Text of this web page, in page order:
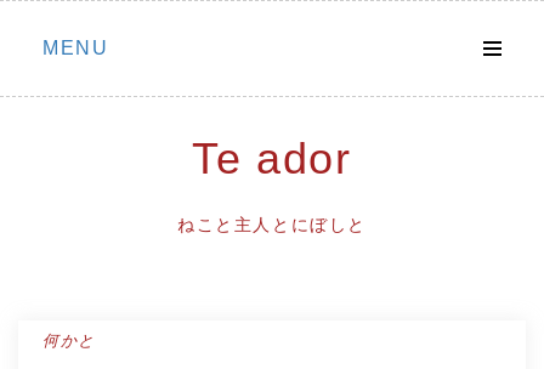
Skip
MENU
Te ador
ねこと主人とにぼしと
何かと